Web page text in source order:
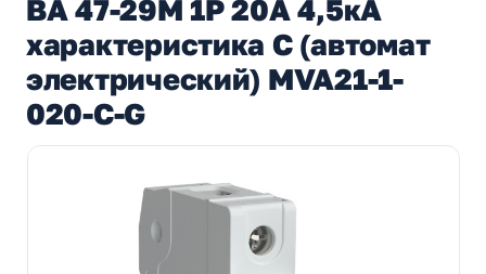
ВА 47-29М 1Р 20А 4,5кА
характеристика С (автомат
электрический) MVA21-1-
020-C-G